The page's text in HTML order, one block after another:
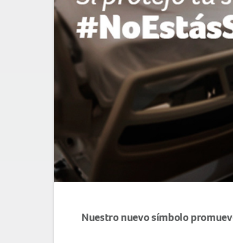
Nuestro nuevo símbolo